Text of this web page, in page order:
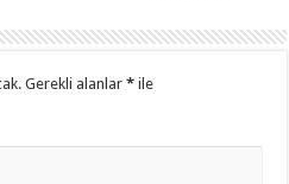
Gerekli alanlar* ile